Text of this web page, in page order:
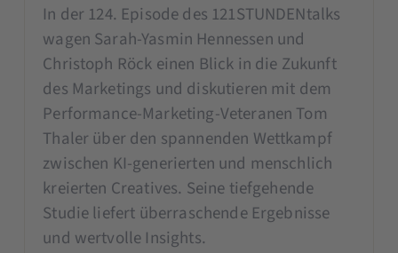
In der 124. Episode des 121STUNDENtalks
wagen Sarah-Yasmin Hennessen und
Christoph Röck einen Blick in die Zukunft
des Marketings und diskutieren mit dem
Performance-Marketing-Veteranen Tom
Thaler über den spannenden Wettkampf
zwischen KI-generierten und menschlich
kreierten Creatives. Seine tiefgehende
Studie liefert überraschende Ergebnisse
und wertvolle Insights.